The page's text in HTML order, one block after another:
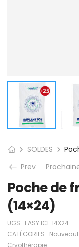
SOLDES
Prev
Poche de
(14×24)
UGS : EASY ICE 14X24
CATÉGORIES :
Cryothérapie